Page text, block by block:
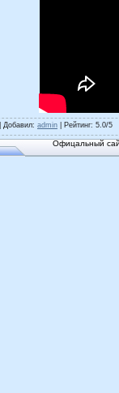
Добавил: admin Рейтинг: 5.0/5
Офицальный